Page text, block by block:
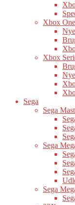
Xbox One
Xbox
Sega
Sega
Sega
Sega